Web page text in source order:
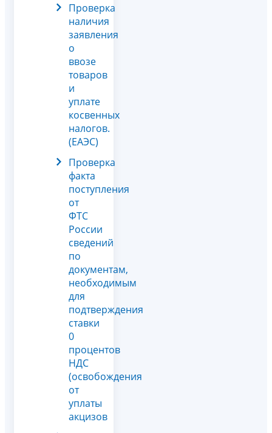
Проверка
наличия
заявления
о
ввозе
товаров
и
уплате
косвенных
налогов.
(ЕАЭС)
Проверка
факта
поступления
от
ФТС
России
сведений
по
документам,
необходимым
для
подтверждения
ставки
0
процентов
НДС
(освобождения
от
уплаты
акцизов